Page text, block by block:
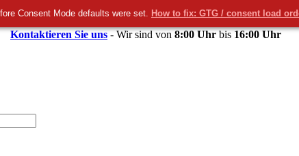
Consent Mode defaults were set. How to fix: GTG / consent load
Kontaktieren Sie uns- Wir sind von8:00 Uhrbis16:00 Uhr